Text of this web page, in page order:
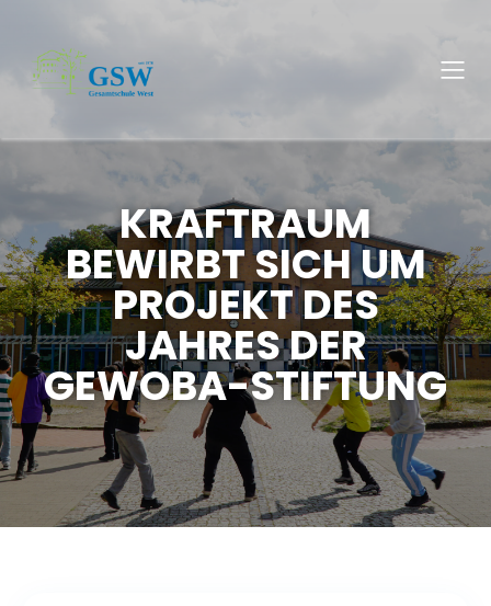
KRAFTRAUM
BEWIRBT SICH UM
PROJEKT DES
JAHRES DER
GEWOBA-STIFTUNG